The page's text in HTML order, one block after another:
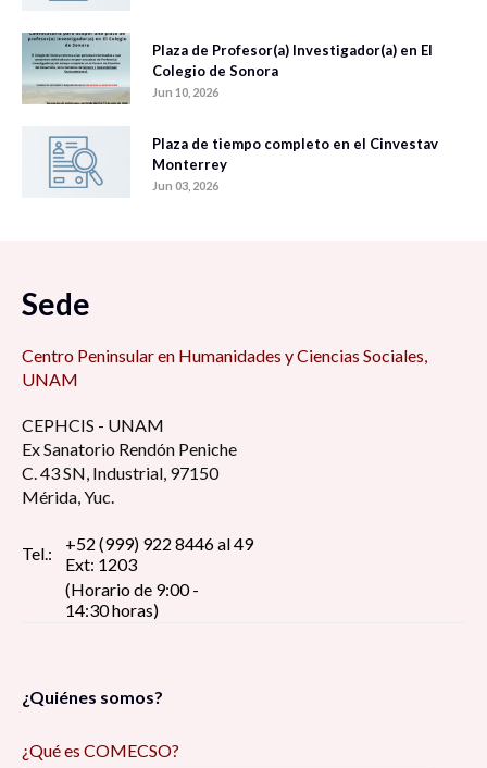
Plaza de Profesor(a) Investigador(a) en El
Colegio de Sonora
Jun 10, 2026
Plaza de tiempo completo en el Cinvestav
Monterrey
Jun 03, 2026
Sede
Centro Peninsular en Humanidades y Ciencias Sociales,
UNAM
CEPHCIS - UNAM
Ex Sanatorio Rendón Peniche
C. 43 SN, Industrial, 97150
Mérida, Yuc.
Tel.:
+52 (999) 922 8446 al 49
Ext: 1203
(Horario de 9:00 -
14:30 horas)
¿Quiénes somos?
¿Qué es COMECSO?